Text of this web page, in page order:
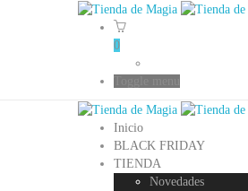
0
Inicio
BLACK FRIDAY
TIENDA
Novedades